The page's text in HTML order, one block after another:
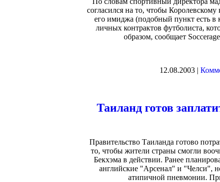
согласился на то, чтобы
его имиджа (подобный пункт есть в
личных контрактов футболиста,
образом, сообщает
12.08.2003 |
Таиланд готов
Правительство Таиланда готово
то, чтобы жители страны смогли
Бекхэма в действии. Ранее
английские "Арсенал" и "Челси",
атипичной пневмонии.